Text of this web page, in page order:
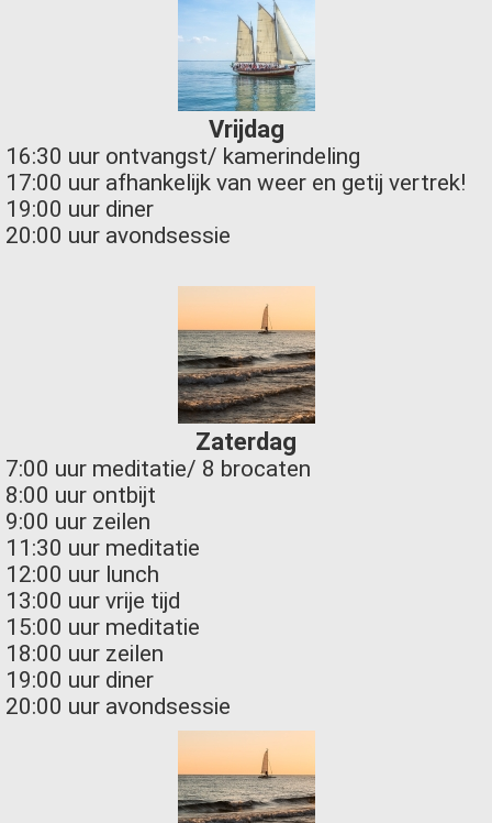
Vrijdag
16:30 uur ontvangst/ kamerindeling
17:00 uur afhankelijk van weer en getij vertrek!
19:00 uur diner
20:00 uur avondsessie
Zaterdag
7:00 uur meditatie/ 8 brocaten
8:00 uur ontbijt
9:00 uur zeilen
11:30 uur meditatie
12:00 uur lunch
13:00 uur vrije tijd
15:00 uur meditatie
18:00 uur zeilen
19:00 uur diner
20:00 uur avondsessie